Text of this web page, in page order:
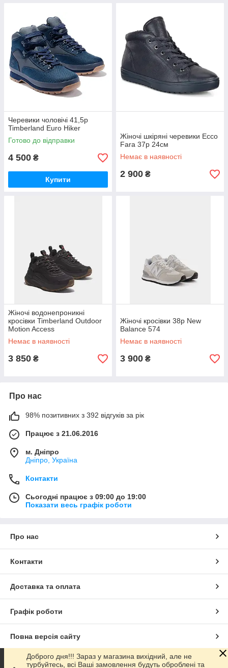
Черевики чоловічі 41,5р
Timberland Euro Hiker
Готово до відправки
4 500 ₴
Купити
Жіночі шкіряні черевики Ecco
Fara 37р 24см
Немає в наявності
2 900 ₴
Жіночі водонепроникні
кросівки Timberland Outdoor
Motion Access
Немає в наявності
3 850 ₴
Жіночі кросівки 38р New
Balance 574
Немає в наявності
3 900 ₴
Про нас
98% позитивних з 392 відгуків за рік
Працює з 21.06.2016
м. Дніпро
Дніпро, Україна
Контакти
Сьогодні працює з 09:00 до 19:00
Показати весь графік роботи
Про нас
Контакти
Доставка та оплата
Графік роботи
Повна версія сайту
Сайт створено на маркетплейсіProm.ua
Доброго дня!!! Зараз у магазина вихiдний, але не
турбуйтесь, всi Вашi замовлення будуть обробленi та